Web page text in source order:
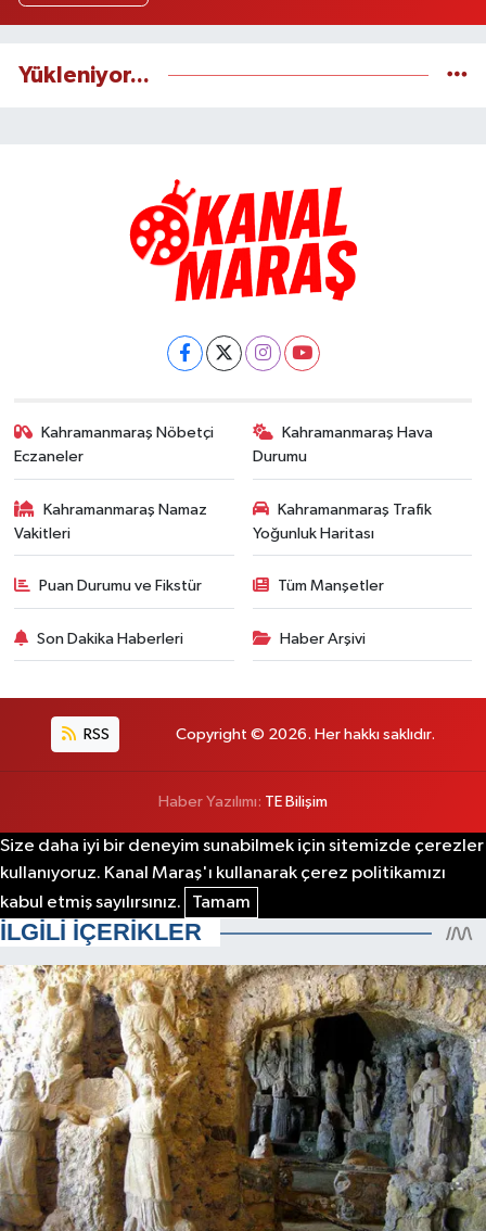
Yükleniyor...
Kahramanmaraş Nöbetçi
Eczaneler
Kahramanmaraş Hava
Durumu
Kahramanmaraş Namaz
Vakitleri
Kahramanmaraş Trafik
Yoğunluk Haritası
Puan Durumu ve Fikstür Tüm Manşetler
Son Dakika Haberleri Haber Arşivi
RSS Copyright © 2026. Her hakkı saklıdır.
Haber Yazılımı: TE Bilişim
Size daha iyi bir deneyim sunabilmek için sitemizde çerezler
kullanıyoruz. Kanal Maraş'ı kullanarak çerez politikamızı
kabul etmiş sayılırsınız.
Tamam